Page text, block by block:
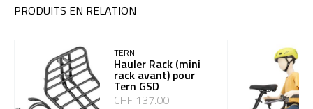
PRODUITS EN RELATION
TERN
Hauler Rack (mini
rack avant) pour
Tern GSD
CHF 137.00